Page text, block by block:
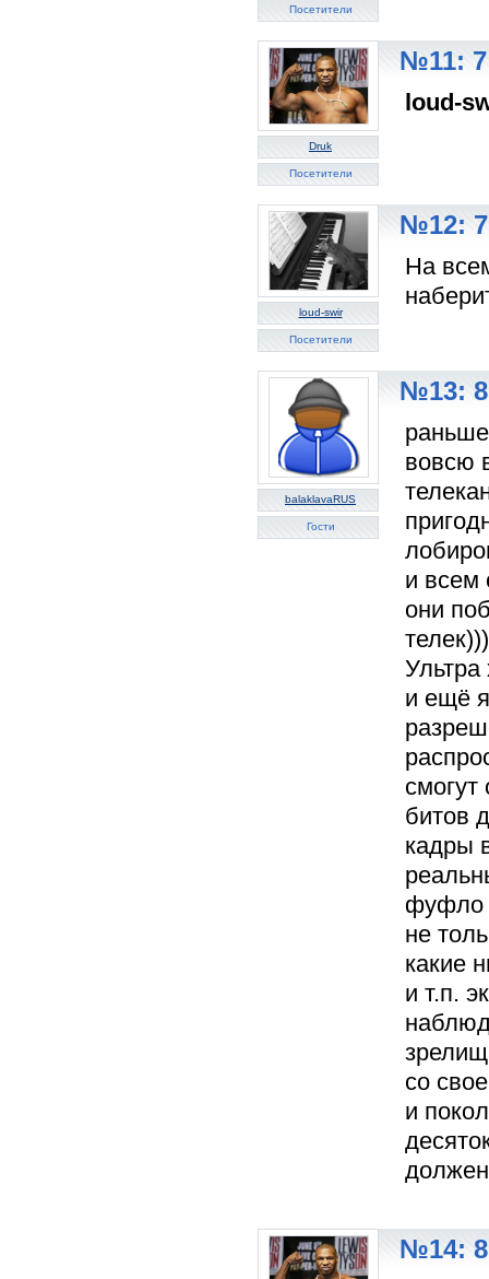
Посетители
Druk
Посетители
№11: 7
loud-
loud-swir
Посетители
№12: 7
На
balaklavaRUS
Гости
№13: 8
вовсю
и всем
они
и ещё
битов
кадры
фуфло
не
какие
и т.п.
со
и
№14: 8